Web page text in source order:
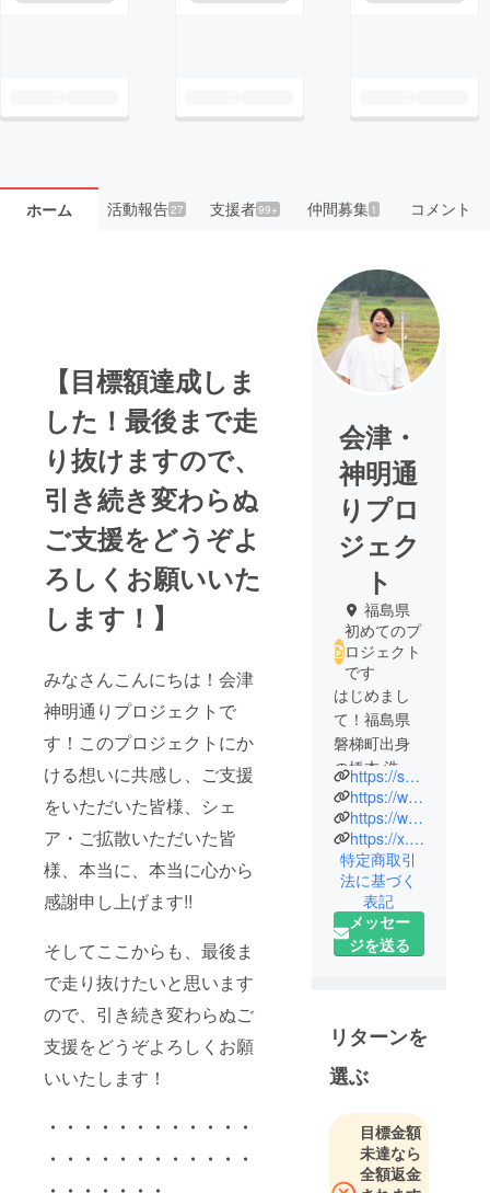
ホーム 活動報告27 支援者99+ 仲間募集 1 コメント
【目標額達成しま
した！最後まで走
り抜けますので、
引き続き変わらぬ
ご支援をどうぞよ
ろしくお願いいた
します！】
みなさんこんにちは！会津
神明通りプロジェクトで
す！このプロジェクトにか
ける想いに共感し、ご支援
をいただいた皆様、シェ
ア・ご拡散いただいた皆
様、本当に、本当に心から
感謝申し上げます!!
そしてここからも、最後ま
で走り抜けたいと思います
ので、引き続き変わらぬご
支援をどうぞよろしくお願
いいたします！
・・・・・・・・・・・・
・・・・・・・・・・・・
会津・
神明通
りプロ
ジェク
ト
福島県
初めてのプ
ロジェクト
です
はじめまし
て！福島県
磐梯町出身
の橋本 浩寿
と申しま
す。 株式会
社SATORU
代表とし
て、デジタ
ルマーケ
ティング事
業と、地域
事業を行っ
す。
地域活性
化事業
「SHARE
https://satoru-co.jp/
https://www.facebook.com/satoru.sharebase/
https://www.instagram.com/satoru.sharebase/?hl=ja
https://x.com/satorusharebase?lang=ja
特定商取引
法に基づく
表記
メッセー
ジを送る
リターンを
選ぶ
目標金額
未達なら
全額返金